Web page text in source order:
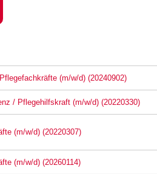
(m/w/d) (20240902)
/ Pflegehilfskraft (m/w/d) (20220330)
(m/w/d) (20220307)
(m/w/d) (20260114)